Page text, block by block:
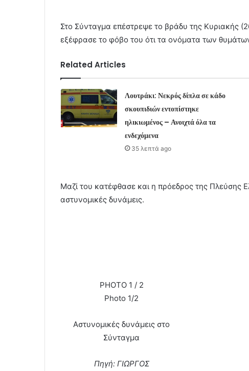
Στο Σύνταγμα επέστρεψε το βράδυ της Κυριακής
εξέφρασε το φόβο του ότι τα ονόματα των
Related Articles
Λουτράκι: Νεκρός δίπλα σε κάδο
σκουπιδιών εντοπίστηκε
ηλικιωμένος – Ανοιχτά όλα τα
ενδεχόμενα
35 λεπτά ago
Μαζί του κατέφθασε και η πρόεδρος της Πλεύσης
αστυνομικές δυνάμεις.
PHOTO 1 / 2
Photo 1/2
Αστυνομικές δυνάμεις στο
Σύνταγμα
Πηγή: ΓΙΩΡΓΟΣ